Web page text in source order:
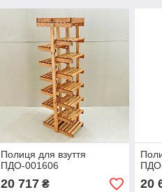
Полиця для взуття
ПДО-001606
20 717₴ 20